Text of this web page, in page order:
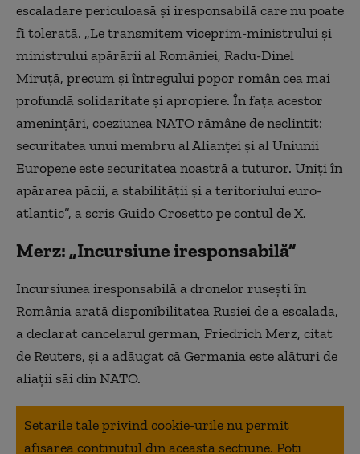
escaladare periculoasă şi iresponsabilă care nu poate
fi tolerată. „Le transmitem viceprim-ministrului şi
ministrului apărării al României, Radu-Dinel
Miruţă, precum şi întregului popor român cea mai
profundă solidaritate şi apropiere. În faţa acestor
ameninţări, coeziunea NATO rămâne de neclintit:
securitatea unui membru al Alianţei şi al Uniunii
Europene este securitatea noastră a tuturor. Uniţi în
apărarea păcii, a stabilităţii şi a teritoriului euro-
atlantic”, a scris Guido Crosetto pe contul de X.
Merz: „Incursiune iresponsabilă”
Incursiunea iresponsabilă a dronelor ruseşti în
România arată disponibilitatea Rusiei de a escalada,
a declarat cancelarul german, Friedrich Merz, citat
de Reuters, şi a adăugat că Germania este alături de
aliaţii săi din NATO.
Setarile tale privind cookie-urile nu permit
afisarea continutul din aceasta sectiune. Poti